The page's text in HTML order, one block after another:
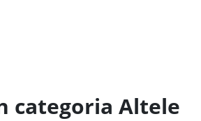
categoria Altele